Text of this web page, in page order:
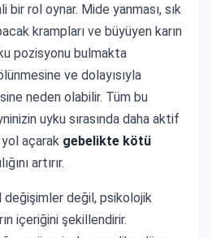
bir rol oynar. Mide yanması, sık
krampları ve büyüyen karın
pozisyonu bulmakta
ve dolayısıyla
neden olabilir. Tüm bu
uyku sırasında daha aktif
açarak gebelikte kötü
artırır.
değil, psikolojik
içeriğini şekillendirir.